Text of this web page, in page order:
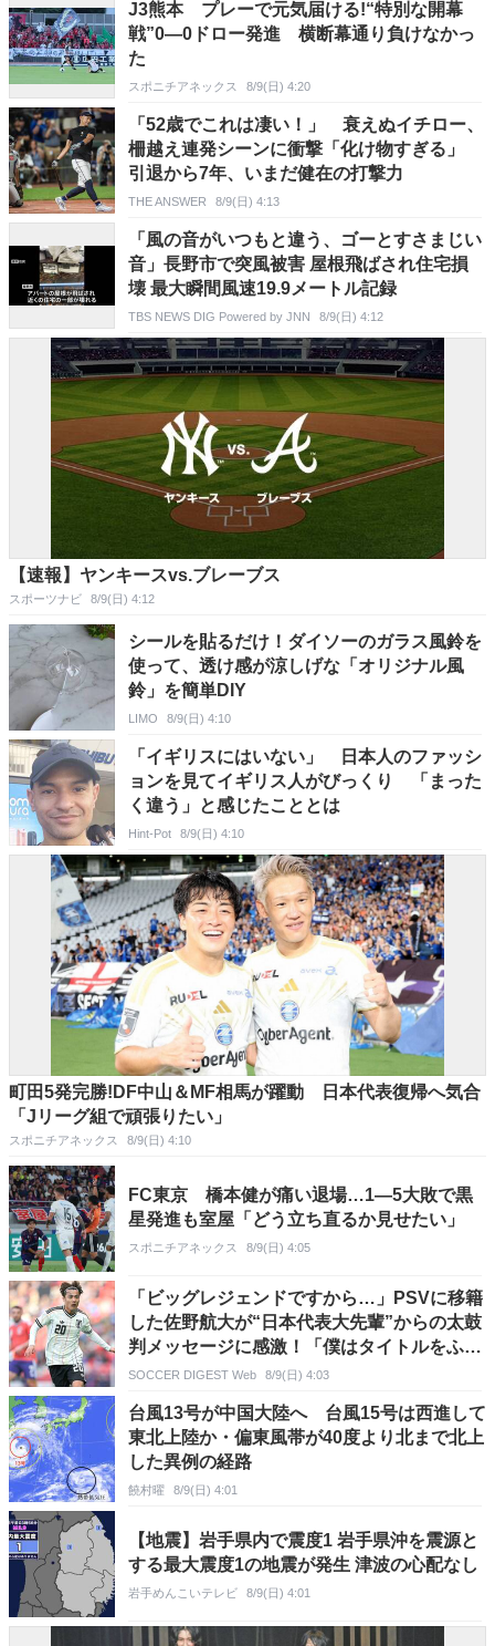
J3熊本 プレーで元気届ける!“特別な開幕
戦”0―0ドロー発進 横断幕通り負けなかっ
た
スポニチアネックス 8/9(日) 4:20
「52歳でこれは凄い！」 衰えぬイチロー、
柵越え連発シーンに衝撃「化け物すぎる」
引退から7年、いまだ健在の打撃力
THE ANSWER 8/9(日) 4:13
「風の音がいつもと違う、ゴーとすさまじい
音」長野市で突風被害 屋根飛ばされ住宅損
壊 最大瞬間風速19.9メートル記録
TBS NEWS DIG Powered by JNN 8/9(日) 4:12
【速報】ヤンキースvs.ブレーブス
スポーツナビ 8/9(日) 4:12
シールを貼るだけ！ダイソーのガラス風鈴を
使って、透け感が涼しげな「オリジナル風
鈴」を簡単DIY
LIMO 8/9(日) 4:10
「イギリスにはいない」 日本人のファッシ
ョンを見てイギリス人がびっくり 「まった
く違う」と感じたこととは
Hint-Pot 8/9(日) 4:10
町田5発完勝!DF中山＆MF相馬が躍動 日本代表復帰へ気合
「Jリーグ組で頑張りたい」
スポニチアネックス 8/9(日) 4:10
FC東京 橋本健が痛い退場…1―5大敗で黒
星発進も室屋「どう立ち直るか見せたい」
スポニチアネックス 8/9(日) 4:05
「ビッグレジェンドですから…」PSVに移籍
した佐野航大が“日本代表大先輩”からの太鼓
判メッセージに感激！「僕はタイトルをふた
つは獲らないと」
SOCCER DIGEST Web 8/9(日) 4:03
台風13号が中国大陸へ 台風15号は西進して
東北上陸か・偏東風帯が40度より北まで北上
した異例の経路
饒村曜 8/9(日) 4:01
【地震】岩手県内で震度1 岩手県沖を震源と
する最大震度1の地震が発生 津波の心配なし
岩手めんこいテレビ 8/9(日) 4:01